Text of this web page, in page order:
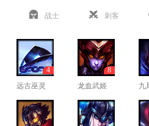
战士 刺客
远古巫灵
4
龙血武姬
8
九